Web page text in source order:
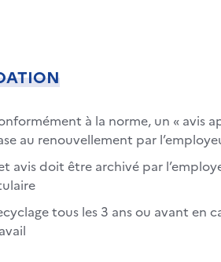
à la norme, un « avis
au renouvellement par
avis doit être archivé par
tous les 3 ans ou avant en